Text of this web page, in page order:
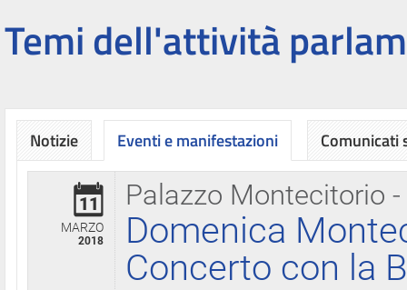
Temi dell'attività
Notizie Eventi e manifestazioni
Palazzo Montecitorio
11
MARZO
2018
Domenica
Concerto con la
Comunicati